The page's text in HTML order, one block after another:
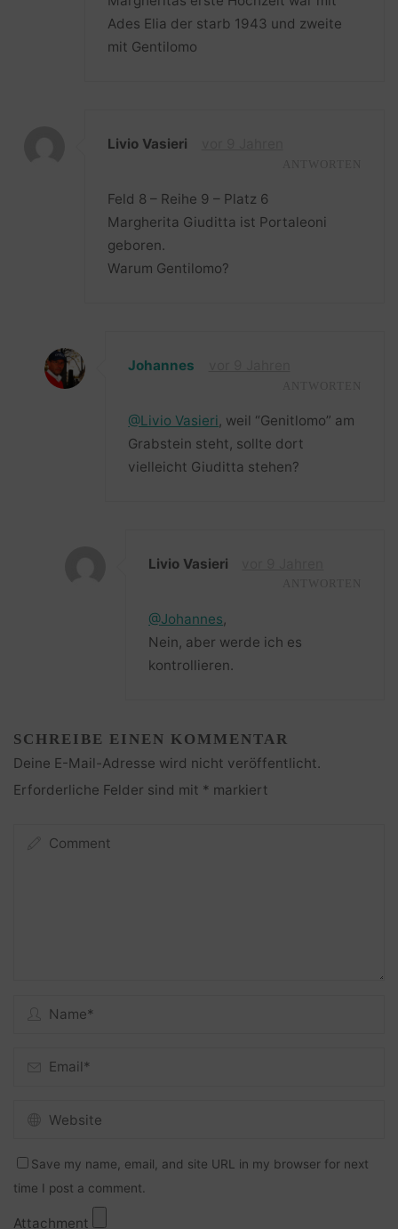
Ades Elia der starb 1943 und zweite
mit Gentilomo
Livio Vasieri
Feld 8 – Reihe 9 – Platz 6
Margherita Giuditta ist Portaleoni
geboren.
Warum Gentilomo?
Johannes
@Livio Vasieri, weil “Genitlomo” am
Grabstein steht, sollte dort
vielleicht Giuditta stehen?
Livio Vasieri
@Johannes,
Nein, aber werde ich es
kontrollieren.
SCHREIBE EINEN KOMMENTAR
Deine E-Mail-Adresse wird nicht veröffentlicht.
Erforderliche Felder sind mit * markiert
Save my name, email, and site URL in my browser for next
time I post a comment.
Attachment